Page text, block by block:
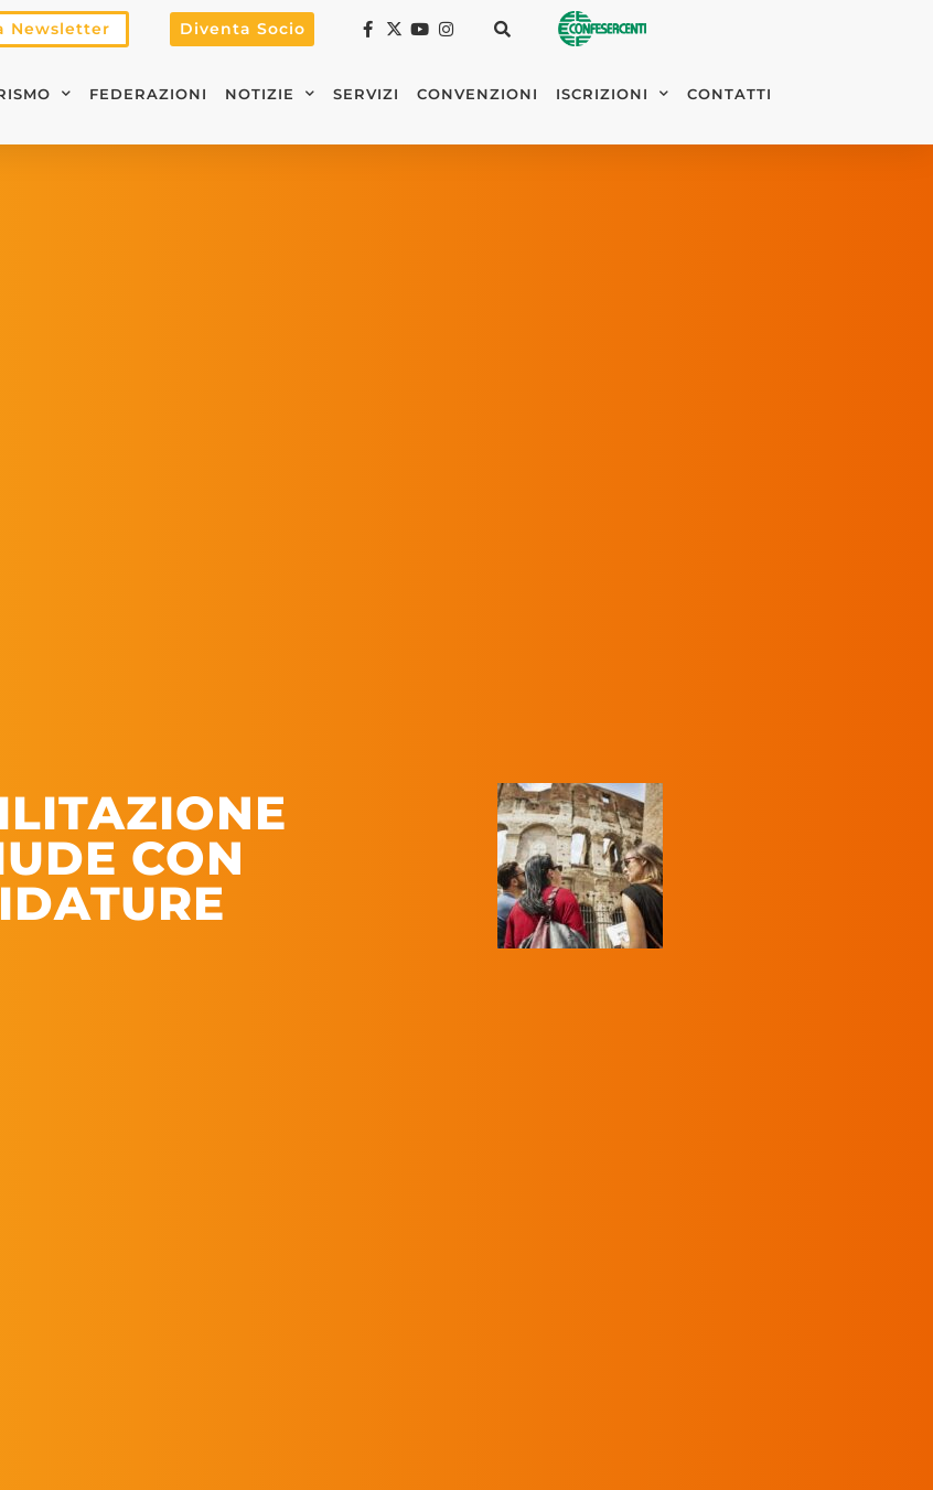
Newsletter Diventa Socio
FEDERAZIONI NOTIZIE SERVIZI CONVENZIONI ISCRIZIONI CONTATTI
CON